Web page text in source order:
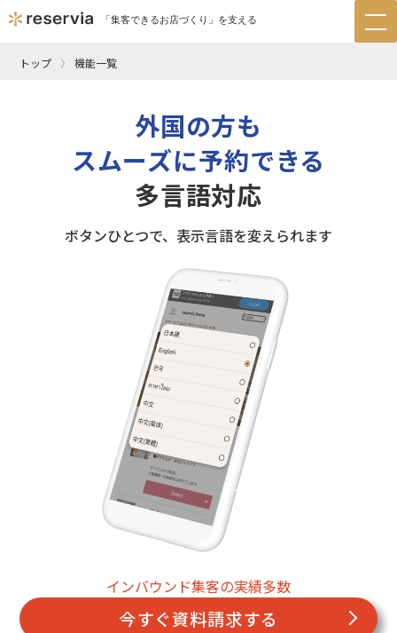
「集客できるお店づくり」を支える
トップ 機能一覧
外国の方も
スムーズに予約できる
多言語対応
ボタンひとつで、表示言語を変えられます
インバウンド集客の実績多数
今すぐ資料請求する